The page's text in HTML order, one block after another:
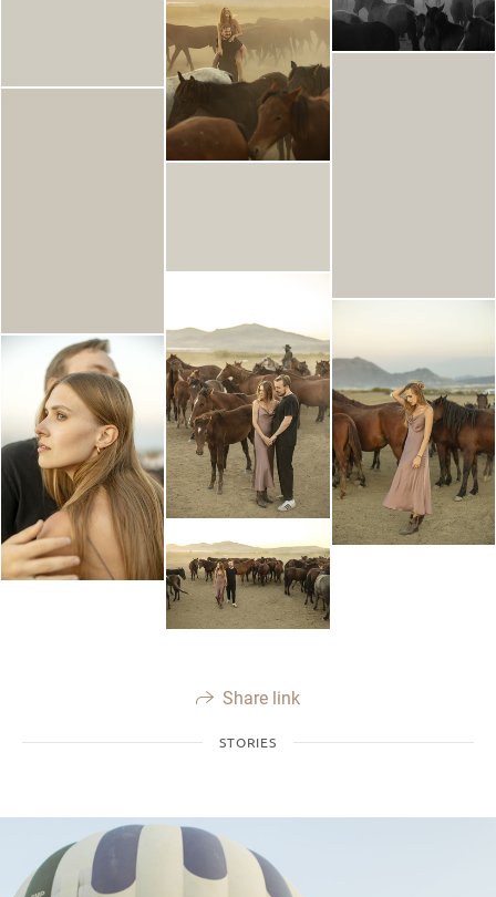
Share link
STORIES